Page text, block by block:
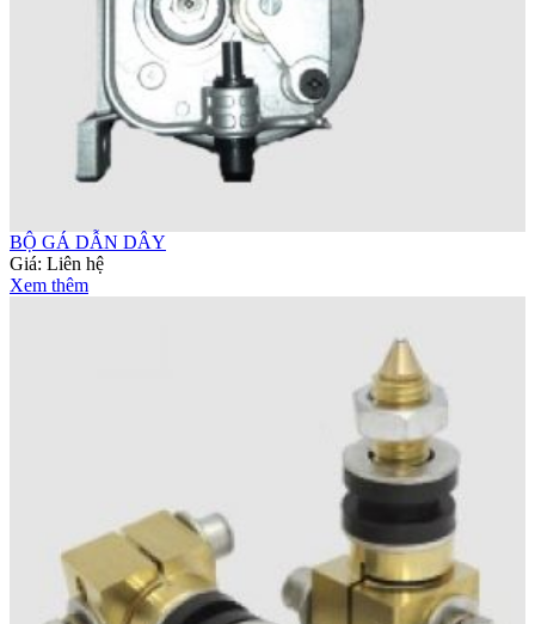
BỘ GÁ DẪN DÂY
Giá: Liên hệ
Xem thêm